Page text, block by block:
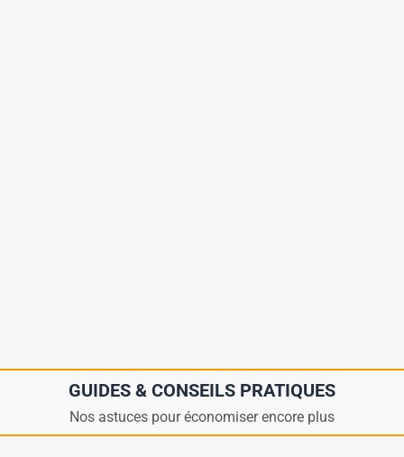
GUIDES & CONSEILS PRATIQUES
Nos astuces pour économiser encore plus